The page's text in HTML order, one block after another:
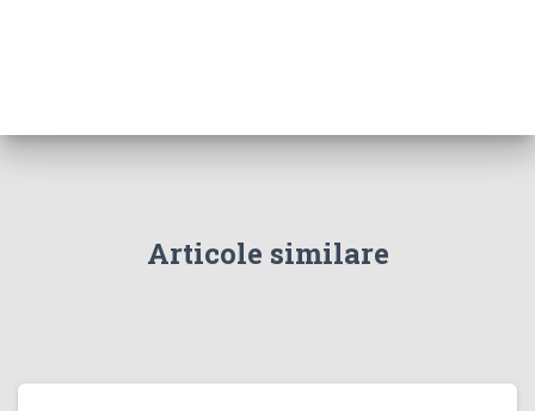
Articole similare